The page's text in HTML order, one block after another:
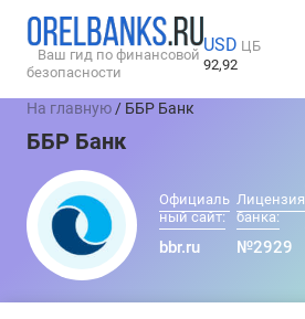
Ваш гид по финансовой
безопасности
USD ЦБ
92,92
На главную / ББР Банк
ББР Банк
Официаль
ный сайт:
bbr.ru
Лицензия
банка:
№2929